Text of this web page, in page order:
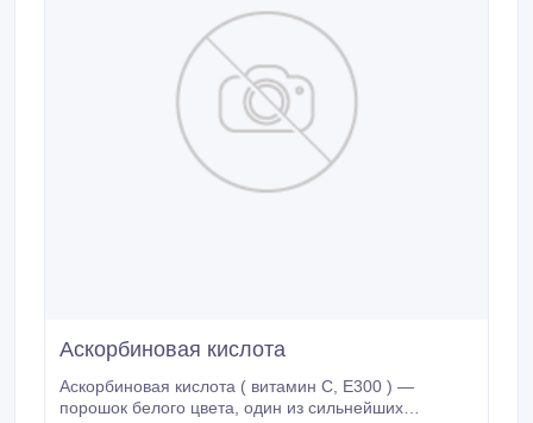
Аскорбиновая кислота
Аскорбиновая кислота ( витамин С, Е300 ) —
порошок белого цвета, один из сильнейших